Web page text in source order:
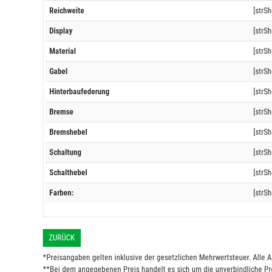
Reichweite
Display
Material
Gabel
Hinterbaufederung
Bremse
Bremshebel
Schaltung
Schalthebel
Farben:
ZURÜCK
*Preisangaben gelten inklusive der gesetzlichen Mehrwertsteuer. Alle
**Bei dem angegebenen Preis handelt es sich um die unverbindliche